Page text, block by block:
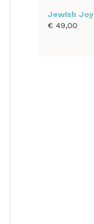
Jewish Joy
€ 49,00